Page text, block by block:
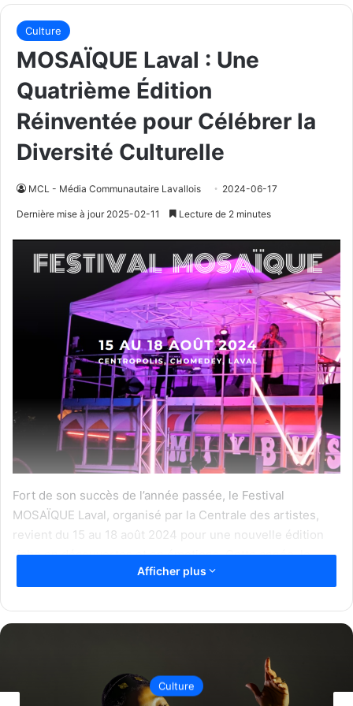
Culture
MOSAÏQUE Laval : Une
Quatrième Édition
Réinventée pour Célébrer la
Diversité Culturelle
MCL - Média Communautaire Lavallois 2024-06-17
Dernière mise à jour 2025-02-11 Lecture de 2 minutes
Fort de son succès de l’année passée, le Festival
MOSAÏQUE Laval, organisé par la Centrale des artistes,
revient du 15 au 18 août 2024 pour une nouvelle édition
riche en découvertes et en émotions. Cette année, le
festival s’installe dans un nouveau lieu, le Centropolis,
festive aux festivaliers.
édition revitalisée du Festival MOSAÏQUE du 15 au 18 août
2024. Pour sa quatrième édition, le festival change de
Afficher plus
Culture